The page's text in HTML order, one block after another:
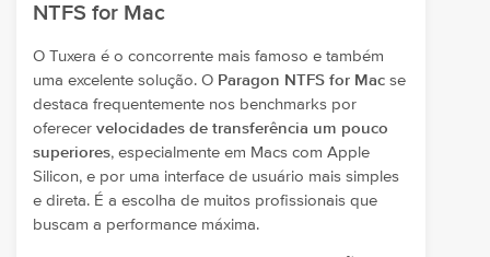
NTFS for Mac
O Tuxera é o concorrente mais famoso e também
uma excelente solução. O Paragon NTFS for Mac se
destaca frequentemente nos benchmarks por
oferecer velocidades de transferência um pouco
superiores, especialmente em Macs com Apple
Silicon, e por uma interface de usuário mais simples
e direta. É a escolha de muitos profissionais que
buscam a performance máxima.